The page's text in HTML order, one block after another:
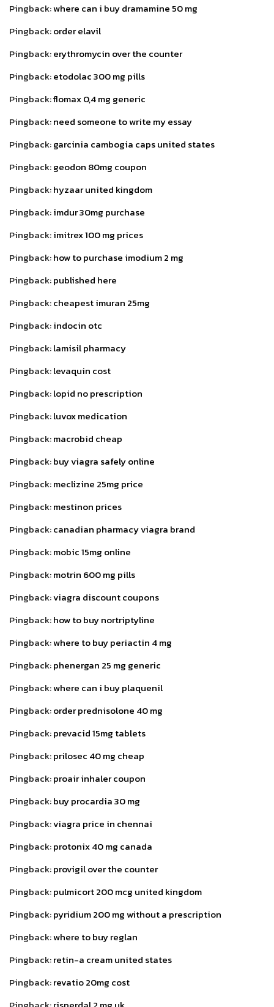
Pingback:where can i buy dramamine 50 mg
Pingback:order elavil
Pingback:erythromycin over the counter
Pingback:etodolac 300 mg pills
Pingback:flomax 0,4 mg generic
Pingback:need someone to write my essay
Pingback:garcinia cambogia caps united states
Pingback:geodon 80mg coupon
Pingback:hyzaar united kingdom
Pingback:imdur 30mg purchase
Pingback:imitrex 100 mg prices
Pingback:how to purchase imodium 2 mg
Pingback:published here
Pingback:cheapest imuran 25mg
Pingback:indocin otc
Pingback:lamisil pharmacy
Pingback:levaquin cost
Pingback:lopid no prescription
Pingback:luvox medication
Pingback:macrobid cheap
Pingback:buy viagra safely online
Pingback:meclizine 25mg price
Pingback:mestinon prices
Pingback:canadian pharmacy viagra brand
Pingback:mobic 15mg online
Pingback:motrin 600 mg pills
Pingback:viagra discount coupons
Pingback:how to buy nortriptyline
Pingback:where to buy periactin 4 mg
Pingback:phenergan 25 mg generic
Pingback:where can i buy plaquenil
Pingback:order prednisolone 40 mg
Pingback:prevacid 15mg tablets
Pingback:prilosec 40 mg cheap
Pingback:proair inhaler coupon
Pingback:buy procardia 30 mg
Pingback:viagra price in chennai
Pingback:protonix 40 mg canada
Pingback:provigil over the counter
Pingback:pulmicort 200 mcg united kingdom
Pingback:pyridium 200 mg without a prescription
Pingback:where to buy reglan
Pingback:retin-a cream united states
Pingback:revatio 20mg cost